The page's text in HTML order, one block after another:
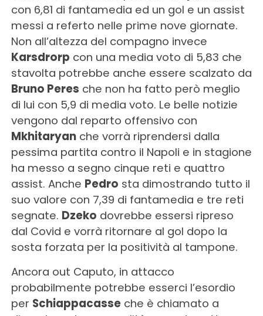
con 6,81 di fantamedia ed un gol e un assist
messi a referto nelle prime nove giornate.
Non all’altezza del compagno invece
Karsdrorp con una media voto di 5,83 che
stavolta potrebbe anche essere scalzato da
Bruno Peres che non ha fatto però meglio
di lui con 5,9 di media voto. Le belle notizie
vengono dal reparto offensivo con
Mkhitaryanche vorrà riprendersi dalla
pessima partita contro il Napoli e in stagione
ha messo a segno cinque reti e quattro
assist. Anche Pedro sta dimostrando tutto il
suo valore con 7,39 di fantamedia e tre reti
segnate. Dzeko dovrebbe essersi ripreso
dal Covid e vorrà ritornare al gol dopo la
sosta forzata per la positività al tampone.
Ancora out Caputo, in attacco
probabilmente potrebbe esserci l’esordio
per Schiappacasseche è chiamato a